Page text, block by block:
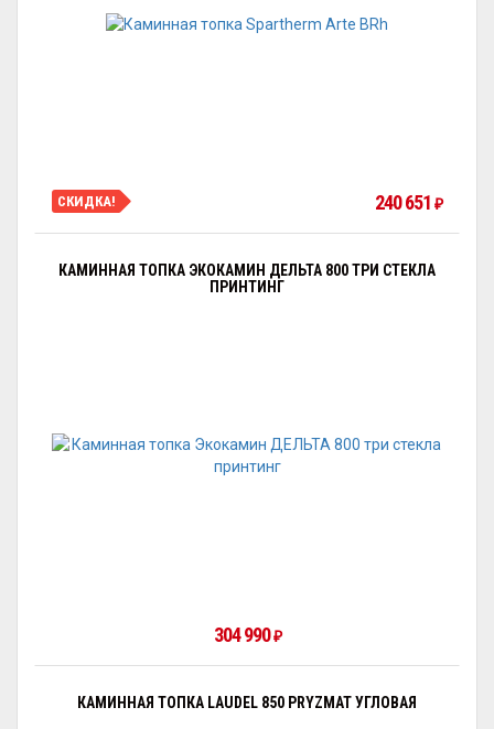
СКИДКА! 240 651 ₽
КАМИННАЯ ТОПКА ЭКОКАМИН ДЕЛЬТА 800 ТРИ СТЕКЛА
ПРИНТИНГ
304 990 ₽
КАМИННАЯ ТОПКА LAUDEL 850 PRYZMAT УГЛОВАЯ